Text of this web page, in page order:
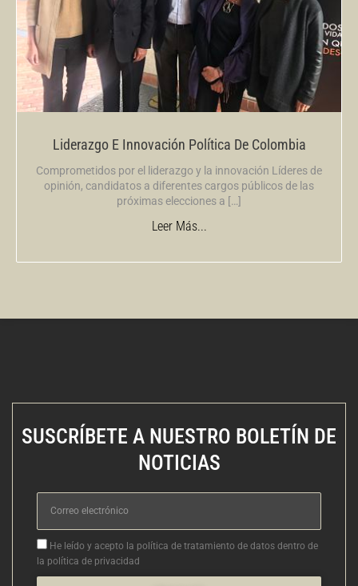
Liderazgo E Innovación Política De Colombia
Comprometidos por el liderazgo y la innovación Líderes de
opinión, candidatos a diferentes cargos públicos de las
próximas elecciones a […]
Leer Más...
SUSCRÍBETE A NUESTRO BOLETÍN DE
NOTICIAS
electrónico
Aceptacion
He leído y acepto la política de tratamiento de datos dentro de
la política de privacidad